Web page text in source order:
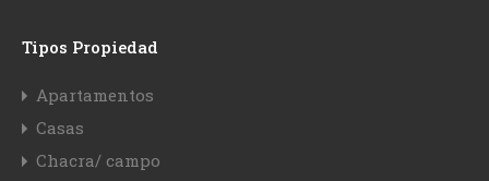
Tipos Propiedad
Apartamentos
Casas
Chacra/ campo